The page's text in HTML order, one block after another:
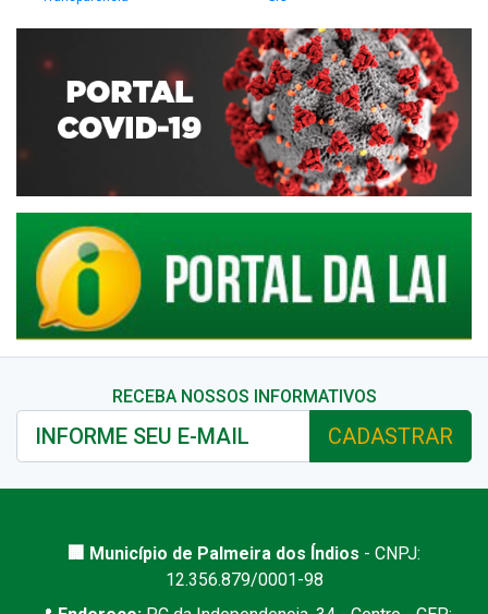
RECEBA NOSSOS INFORMATIVOS
CADASTRAR
🏢 Município de Palmeira dos Índios - CNPJ:
12.356.879/0001-98